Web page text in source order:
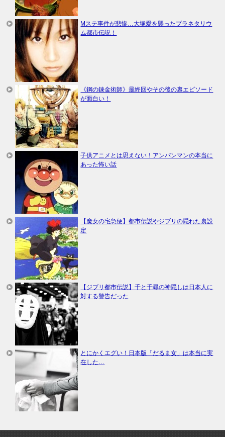
Mステ事件が悲惨…大塚愛を襲ったプラネタリウ
ム都市伝説！
《鋼の錬金術師》最終回やその後の裏エピソード
が面白い！
子供アニメとは思えない！アンパンマンの本当に
あった怖い話
【魔女の宅急便】都市伝説やジブリの隠れた裏設
定
【ジブリ都市伝説】千と千尋の神隠しは日本人に
対する警告だった
とにかくエグい！日本版「だるま女」は本当に実
在した…